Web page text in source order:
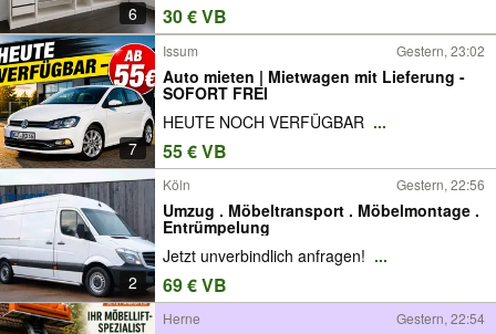
6 30 € VB
7
Issum Gestern, 23:02
Auto mieten | Mietwagen mit Lieferung -
SOFORT FREI
HEUTE NOCH VERFÜGBAR ...
55 € VB
2
Köln Gestern, 22:56
Umzug . Möbeltransport . Möbelmontage .
Entrümpelung
Jetzt unverbindlich anfragen! ...
69 € VB
Herne Gestern, 22:54